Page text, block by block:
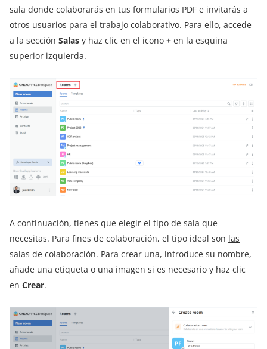
sala donde colaborarás en tus formularios PDF e invitarás a
otros usuarios para el trabajo colaborativo. Para ello, accede
a la sección Salas y haz clic en el icono + en la esquina
superior izquierda.
A continuación, tienes que elegir el tipo de sala que
necesitas. Para fines de colaboración, el tipo ideal son las
salas de colaboración. Para crear una, introduce su nombre,
añade una etiqueta o una imagen si es necesario y haz clic
en Crear.